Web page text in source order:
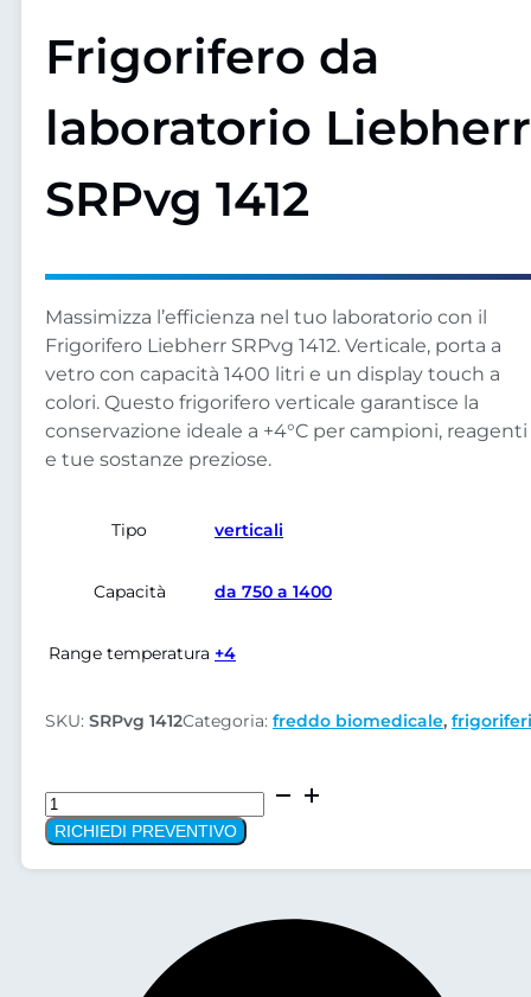
Frigorifero da
laboratorio Liebherr
SRPvg 1412
Massimizza l’efficienza nel tuo laboratorio con il
Frigorifero Liebherr SRPvg 1412. Verticale, porta a
vetro con capacità 1400 litri e un display touch a
colori. Questo frigorifero verticale garantisce la
conservazione ideale a +4°C per campioni, reagenti
e tue sostanze preziose.
Tipo verticali
Capacità da 750 a 1400
Range temperatura +4
SKU: SRPvg 1412Categoria: freddo biomedicale, frigoriferi
Frigorifero
da
laboratorio
RICHIEDI PREVENTIVO